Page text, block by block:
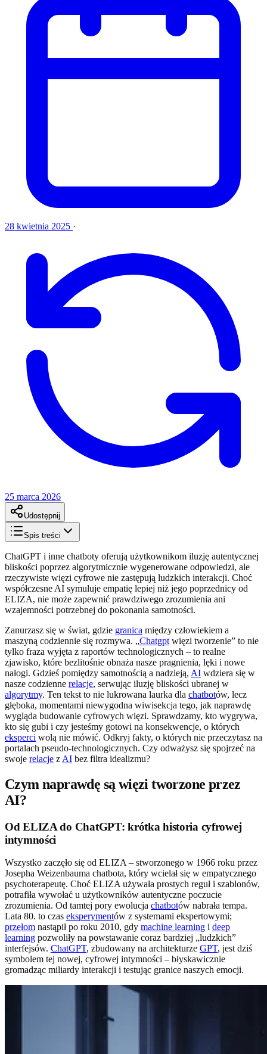
28 kwietnia 2025 ·
25 marca 2026
Udostępnij
Spis treści
ChatGPT i inne chatboty oferują użytkownikom iluzję autentycznej
bliskości poprzez algorytmicznie wygenerowane odpowiedzi, ale
rzeczywiste więzi cyfrowe nie zastępują ludzkich interakcji. Choć
współczesne AI symuluje empatię lepiej niż jego poprzednicy od
ELIZA, nie może zapewnić prawdziwego zrozumienia ani
wzajemności potrzebnej do pokonania samotności.
Zanurzasz się w świat, gdzie granica między człowiekiem a
maszyną codziennie się rozmywa. „Chatgpt więzi tworzenie” to nie
tylko fraza wyjęta z raportów technologicznych – to realne
zjawisko, które bezlitośnie obnaża nasze pragnienia, lęki i nowe
nałogi. Gdzieś pomiędzy samotnością a nadzieją, AI wdziera się w
nasze codzienne relacje, serwując iluzję bliskości ubranej w
algorytmy. Ten tekst to nie lukrowana laurka dla chatbotów, lecz
głęboka, momentami niewygodna wiwisekcja tego, jak naprawdę
wygląda budowanie cyfrowych więzi. Sprawdzamy, kto wygrywa,
kto się gubi i czy jesteśmy gotowi na konsekwencje, o których
eksperci wolą nie mówić. Odkryj fakty, o których nie przeczytasz na
portalach pseudo-technologicznych. Czy odważysz się spojrzeć na
swoje relacje z AI bez filtra idealizmu?
Czym naprawdę są więzi tworzone przez
AI?
Od ELIZA do ChatGPT: krótka historia cyfrowej
intymności
Wszystko zaczęło się od ELIZA – stworzonego w 1966 roku przez
Josepha Weizenbauma chatbota, który wcielał się w empatycznego
psychoterapeutę. Choć ELIZA używała prostych reguł i szablonów,
potrafiła wywołać u użytkowników autentyczne poczucie
zrozumienia. Od tamtej pory ewolucja chatbotów nabrała tempa.
Lata 80. to czas eksperymentów z systemami ekspertowymi;
przełom nastąpił po roku 2010, gdy machine learning i deep
learning pozwoliły na powstawanie coraz bardziej „ludzkich”
interfejsów. ChatGPT, zbudowany na architekturze GPT, jest dziś
symbolem tej nowej, cyfrowej intymności – błyskawicznie
gromadząc miliardy interakcji i testując granice naszych emocji.